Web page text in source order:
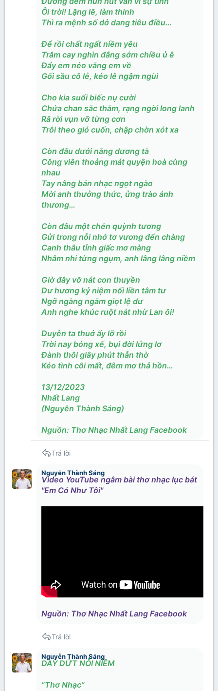
Ôi trời! Lặng lẽ, làm thinh
Thì ra mệnh số dở dang tiêu điều…
Để rồi chất ngất niềm yêu
Trăm cay nghìn đắng sớm chiều ủ ê
Đẩy em nẻo vắng em về
Gối sầu cô lẻ, kéo lê ngậm ngùi
Cho kia suối biếc nụ cười
Chứa chan sắc thắm, rạng ngời long lanh
Rã rời vụn vỡ từng cơn
Trôi theo gió cuốn, chập chờn xót xa
Còn đâu dưới nắng dương tà
Công viên thoảng mát quyện hoà cùng
nhau
Tay nâng bản nhạc ngọt ngào
Mời anh thưởng thức, ửng trào ánh
thương…
Còn đâu một chén quỳnh tương
Gửi trong nỗi nhớ tơ vương đến chàng
Canh thâu tỉnh giấc mơ màng
Nhâm nhi từng ngụm, anh lâng lâng niềm
Giờ đây vỡ nát con thuyền
Dư hương kỷ niệm nối liền tâm tư
Ngỡ ngàng ngắm giọt lệ dư
Anh nghe khúc ruột nát nhừ Lan ôi!
Duyên ta thuở ấy lỡ rồi
Trời nay bóng xế, bụi đời lửng lơ
Đành thôi giây phút thẫn thờ
Kéo tình cõi mất, đêm mơ thả hồn…
13/12/2023
Nhất Lang
(Nguyễn Thành Sáng)
Nguồn: Thơ Nhạc Nhất Lang Facebook
Trả lời
Nguyễn Thành Sáng
Video YouTube ngâm bài thơ nhạc lục bát
"Em Có Như Tôi"
Nguồn: Thơ Nhạc Nhất Lang Facebook
Trả lời
Nguyễn Thành Sáng
DAY DỨT NỖI NIỀM
“Thơ Nhạc”